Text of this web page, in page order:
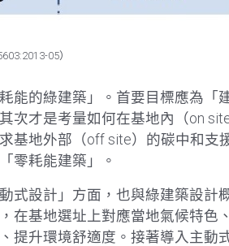
05）
能的綠建築」。首要目標應為「
次才是考量如何在基地內（on
基地外部（off site）的碳中和支
零耗能建築」。
式設計」方面，也與綠建築設計
在基地選址上對應當地氣候特色
提升環境舒適度。接著導入主動